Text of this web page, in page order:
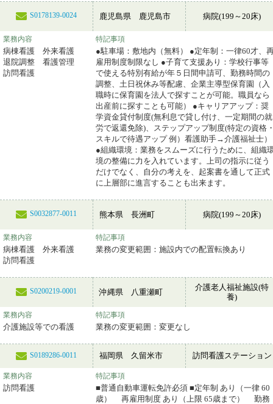
S0178139-0024 鹿児島県 鹿児島市 病院(199～20床)
業務内容
病棟看護 外来看護
退院調整 看護管理
訪問看護
特記事項
●駐車場：敷地内（無料） ●定年制：一律60才、
雇用制度制限なし ●子育て支援あり：学校行事等
で使える特別有給が年５日間申請可、勤務時間の
調整、土日祝休み等配慮、企業主導型保育園（入
職時に保育園を法人で探すことが可能。職員なら
出産前に探すことも可能） ●キャリアアップ：奨
学資金貸付制度(無利息で貸し付け、一定期間の就
労で返還免除)、ステップアップ制度(特定の資格
スキルで待遇アップ 例）看護助手→介護福祉士）
●組織環境：業務をスムーズに行うために、組織
境の整備に力を入れています。上司の指示に従う
だけでなく、自分の考えを、起案書を通して正式
に上層部に進言することも出来ます。
S0032877-0011 熊本県 長洲町 病院(199～20床)
業務内容
病棟看護 外来看護
訪問看護
特記事項
業務の変更範囲：施設内での配置転換あり
S0200219-0001 沖縄県 八重瀬町
介護老人福祉施設(特
養)
業務内容
介護施設等での看護
特記事項
業務の変更範囲：変更なし
S0189286-0011 福岡県 久留米市 訪問看護ステーション
業務内容
訪問看護
特記事項
■普通自動車運転免許必須 ■定年制 あり（一律 60
歳） 再雇用制度 あり（上限 65歳まで） 勤務